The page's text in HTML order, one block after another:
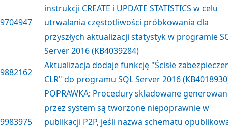
9704947
instrukcji CREATE i UPDATE STATISTICS w celu
utrwalania częstotliwości próbkowania dla
przyszłych aktualizacji statystyk w programie
Server 2016 (KB4039284)
9882162
Aktualizacja dodaje funkcję "Ścisłe
CLR" do programu SQL Server 2016
9983975
POPRAWKA: Procedury składowane
przez system są tworzone niepoprawnie w
publikacji P2P, jeśli nazwa schematu